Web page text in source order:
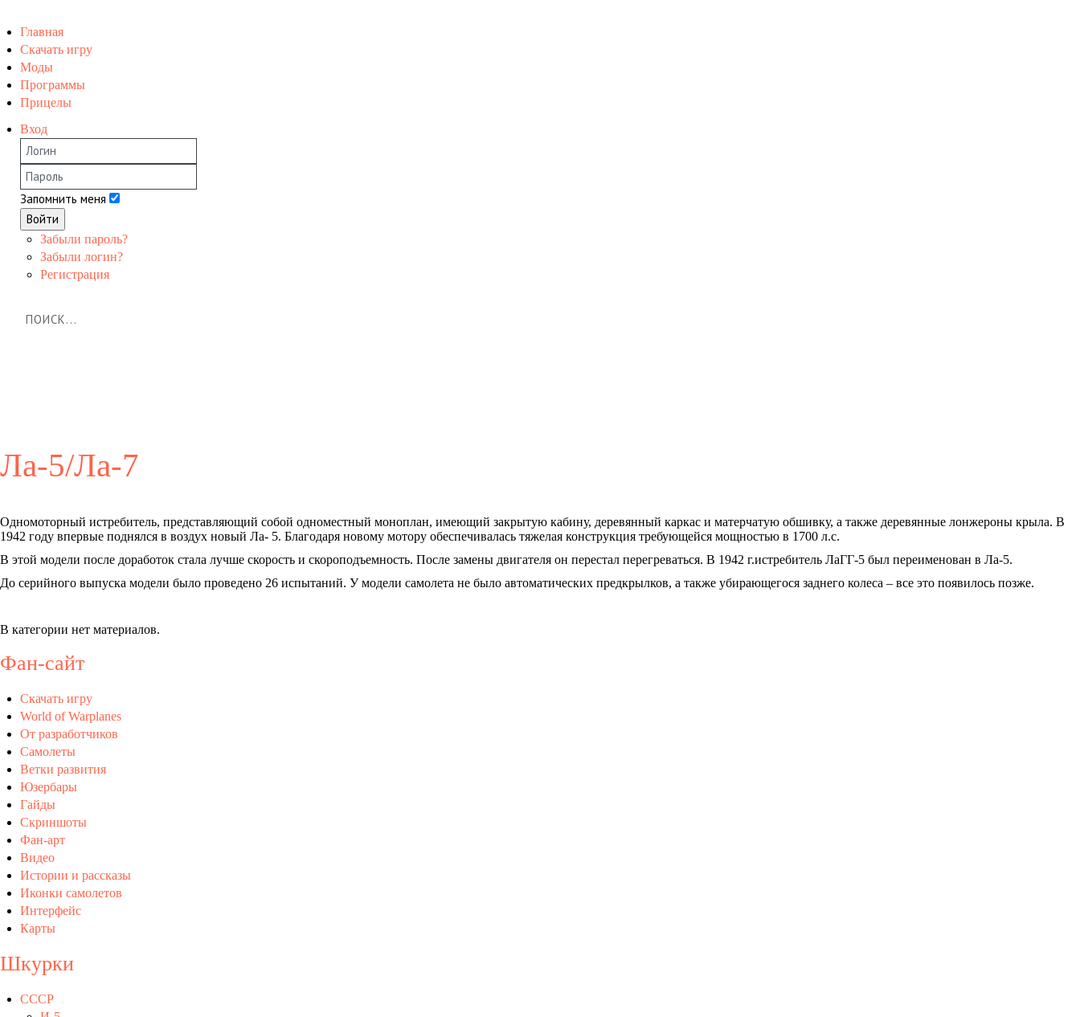
Главная
Скачать игру
Моды
Программы
Прицелы
Вход
Запомнить меня
Войти
Забыли пароль?
Забыли логин?
Регистрация
Ла-5/Ла-7
Одномоторный истребитель, представляющий собой одноместный моноплан, имеющий закрытую кабину, деревянный каркас и матерчатую обшивку, а также деревянные лонжероны крыла. В
1942 году впервые поднялся в воздух новый Ла- 5. Благодаря новому мотору обеспечивалась тяжелая конструкция требующейся мощностью в 1700 л.с.
В этой модели после доработок стала лучше скорость и скороподъемность. После замены двигателя он перестал перегреваться. В 1942 г.истребитель ЛаГГ-5 был переименован в Ла-5.
До серийного выпуска модели было проведено 26 испытаний. У модели самолета не было автоматических предкрылков, а также убирающегося заднего колеса – все это появилось позже.
В категории нет материалов.
Фан-сайт
Скачать игру
World of Warplanes
От разработчиков
Cамолеты
Ветки развития
Юзербары
Гайды
Скриншоты
Фан-арт
Видео
Истории и рассказы
Иконки самолетов
Интерфейс
Карты
Шкурки
СССР